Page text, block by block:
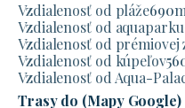
Vzdialenosť od pláže690m
Vzdialenosť od aquaparku
Vzdialenosť od prémiovej
Vzdialenosť od kúpeľov
Vzdialenosť od Aqua-
Trasy do (Mapy Google)